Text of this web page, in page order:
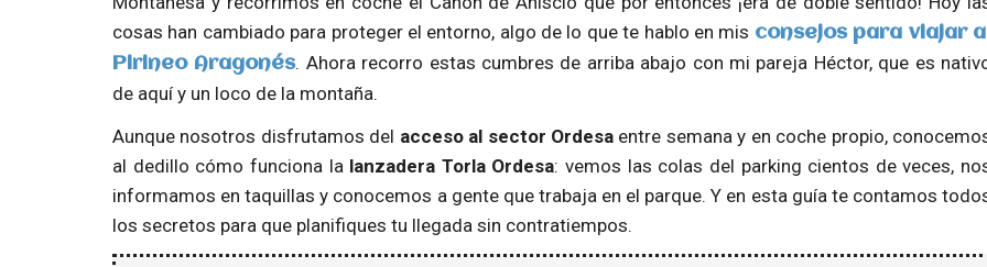
cosas han cambiado para proteger el entorno, algo de lo que te hablo en mis consejos para viajar al
Pirineo Aragonés. Ahora recorro estas cumbres de arriba abajo con mi pareja Héctor, que es
de aquí y un loco de la montaña.
Aunque nosotros disfrutamos del acceso al sector Ordesa entre semana y en coche propio,
al dedillo cómo funciona la lanzadera Torla Ordesa: vemos las colas del parking cientos de veces,
informamos en taquillas y conocemos a gente que trabaja en el parque. Y en esta guía te contamos
los secretos para que planifiques tu llegada sin contratiempos.